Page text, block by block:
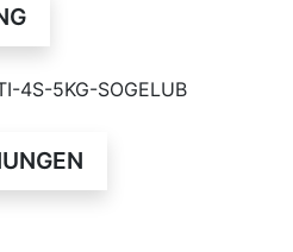
4S-5KG-SOGELUB